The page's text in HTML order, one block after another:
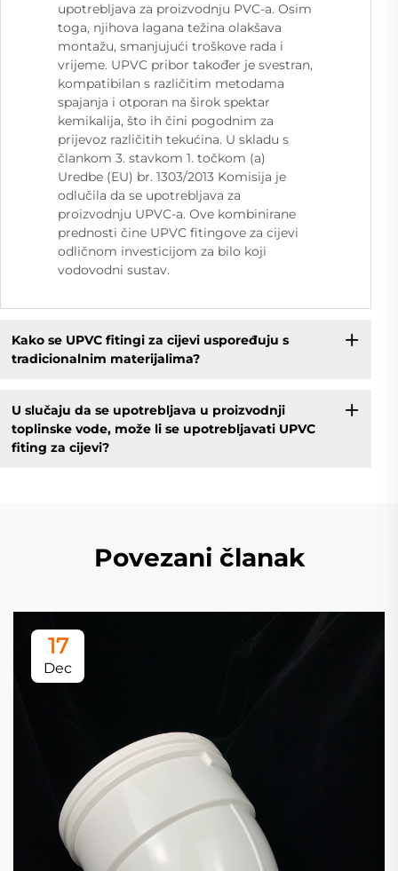
upotrebljava za proizvodnju PVC-a. Osim
toga, njihova lagana težina olakšava
montažu, smanjujući troškove rada i
vrijeme. UPVC pribor također je svestran,
kompatibilan s različitim metodama
spajanja i otporan na širok spektar
kemikalija, što ih čini pogodnim za
prijevoz različitih tekućina. U skladu s
člankom 3. stavkom 1. točkom (a)
Uredbe (EU) br. 1303/2013 Komisija je
odlučila da se upotrebljava za
proizvodnju UPVC-a. Ove kombinirane
prednosti čine UPVC fitingove za cijevi
odličnom investicijom za bilo koji
vodovodni sustav.
Kako se UPVC fitingi za cijevi uspoređuju s
tradicionalnim materijalima?
U slučaju da se upotrebljava u proizvodnji
toplinske vode, može li se upotrebljavati UPVC
fiting za cijevi?
Povezani članak
17
Dec